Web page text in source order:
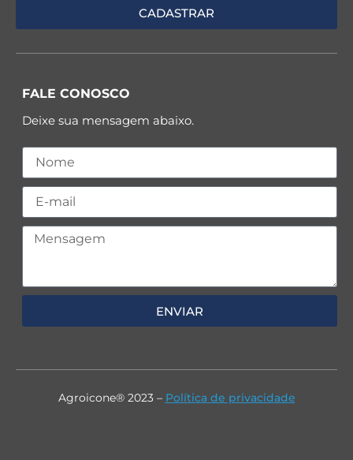
FALE CONOSCO
Deixe sua mensagem abaixo.
ENVIAR
Agroicone® 2023 – Política de privacidade